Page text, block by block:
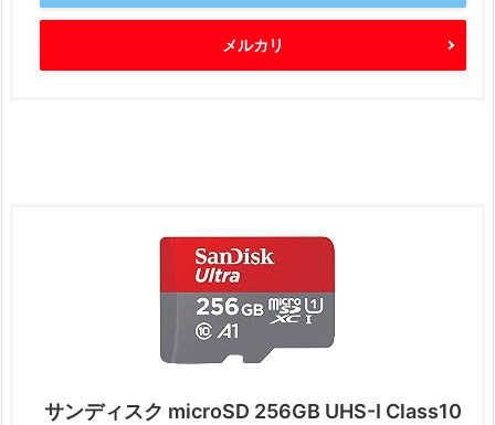
メルカリ
サンディスク microSD 256GB UHS-I Class10